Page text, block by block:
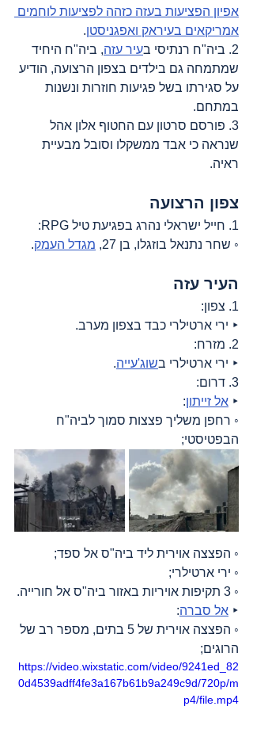
אפיון הפציעות בעזה כזהה לפציעות לוחמים
אמריקאים בעיראק ואפגניסטן.
2. ביה"ח רנתיסי ב
עיר עזה, ביה"ח היחיד
שמתמחה גם בילדים בצפון הרצועה, הודיע
על סגירתו בשל פגיעות חוזרות ונשנות
במתחם.
3. פורסם סרטון עם החטוף אלון אהל
שנראה כי אבד ממשקלו וסובל מבעיית
ראיה.
צפון הרצועה
1. חייל ישראלי נהרג בפגיעת טיל RPG:
◦ שחר נתנאל בוזגלו, בן 27,
מגדל העמק.
העיר עזה
1. צפון:
‣ ירי ארטילרי כבד בצפון מערב.
2. מזרח:
‣ ירי ארטילרי בשוג'עייה.
3. דרום:
‣ אל זייתון:
◦ רחפן משליך פצצות סמוך לביה"ח
הבפטיסטי;
◦ הפצצה אוירית ליד ביה"ס אל ספד;
◦ ירי ארטילרי;
◦ 3 תקיפות אויריות באזור ביה"ס אל חורייה.
‣ אל סברה:
◦ הפצצה אוירית של 5 בתים, מספר רב של
הרוגים;
https://video.wixstatic.com/video/9241ed_82
0d4539adff4fe3a167b61b9a249c9d/720p/m
p4/file.mp4